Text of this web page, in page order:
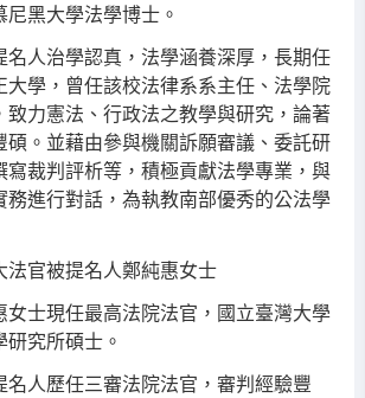
尼黑大學法學博士。
名人治學認真，法學涵養深厚，長期任
大學，曾任該校法律系系主任、法學院
致力憲法、行政法之教學與研究，論著
碩。並藉由參與機關訴願審議、委託研
寫裁判評析等，積極貢獻法學專業，與
務進行對話，為執教南部優秀的公法學
法官被提名人鄭純惠女士
女士現任最高法院法官，國立臺灣大學
研究所碩士。
名人歷任三審法院法官，審判經驗豐